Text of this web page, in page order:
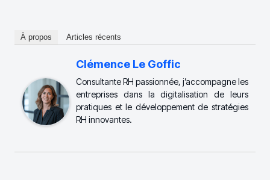
À propos Articles récents
Clémence Le Goffic
Consultante RH passionnée, j’accompagne les
entreprises dans la digitalisation de leurs
pratiques et le développement de stratégies
RH innovantes.